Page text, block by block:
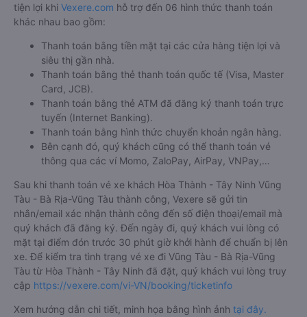
tiện lợi khi Vexere.com hỗ trợ đến 06 hình thức thanh toán
khác nhau bao gồm:
Thanh toán bằng tiền mặt tại các cửa hàng tiện lợi và
siêu thị gần nhà.
Thanh toán bằng thẻ thanh toán quốc tế (Visa, Master
Card, JCB).
Thanh toán bằng thẻ ATM đã đăng ký thanh toán trực
tuyến (Internet Banking).
Thanh toán bằng hình thức chuyển khoản ngân hàng.
Bên cạnh đó, quý khách cũng có thể thanh toán vé
thông qua các ví Momo, ZaloPay, AirPay, VNPay,…
Sau khi thanh toán vé xe khách Hòa Thành - Tây Ninh Vũng
Tàu - Bà Rịa-Vũng Tàu thành công, Vexere sẽ gửi tin
nhắn/email xác nhận thành công đến số điện thoại/email mà
quý khách đã đăng ký. Đến ngày đi, quý khách vui lòng có
mặt tại điểm đón trước 30 phút giờ khởi hành để chuẩn bị lên
xe. Để kiểm tra tình trạng vé xe đi Vũng Tàu - Bà Rịa-Vũng
Tàu từ Hòa Thành - Tây Ninh đã đặt, quý khách vui lòng truy
cập https://vexere.com/vi-VN/booking/ticketinfo
Xem hướng dẫn chi tiết, minh họa bằng hình ảnh tại đây.